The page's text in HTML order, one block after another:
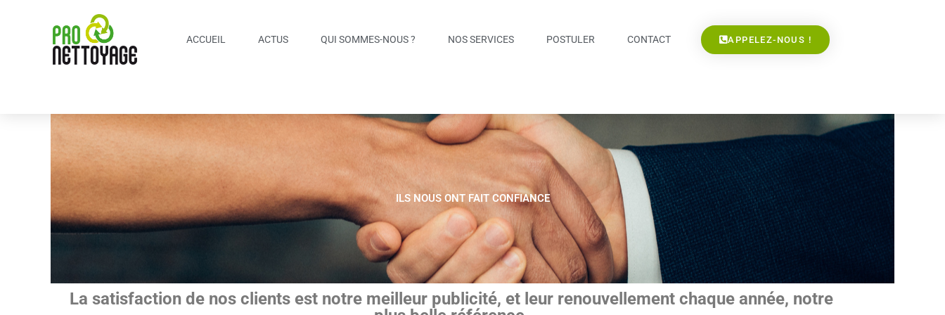
ACCUEIL ACTUS QUI SOMMES-NOUS ? NOS SERVICES POSTULER CONTACT APPELEZ-NOUS !
ILS NOUS ONT FAIT CONFIANCE
La satisfaction de nos clients est notre meilleur publicité, et leur renouvellement chaque année, notre